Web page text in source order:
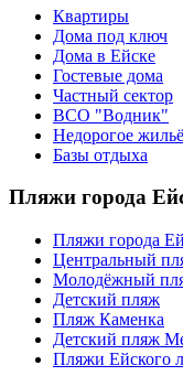
Квартиры
Дома под ключ
Дома в Ейске
Гостевые дома
Частный сектор
ВСО "Водник"
Недорогое жильё
Базы отдыха
Пляжи города
Пляжи города
Центральный
Молодёжный
Детский пляж
Пляж Каменка
Детский пляж
Пляжи Ейского